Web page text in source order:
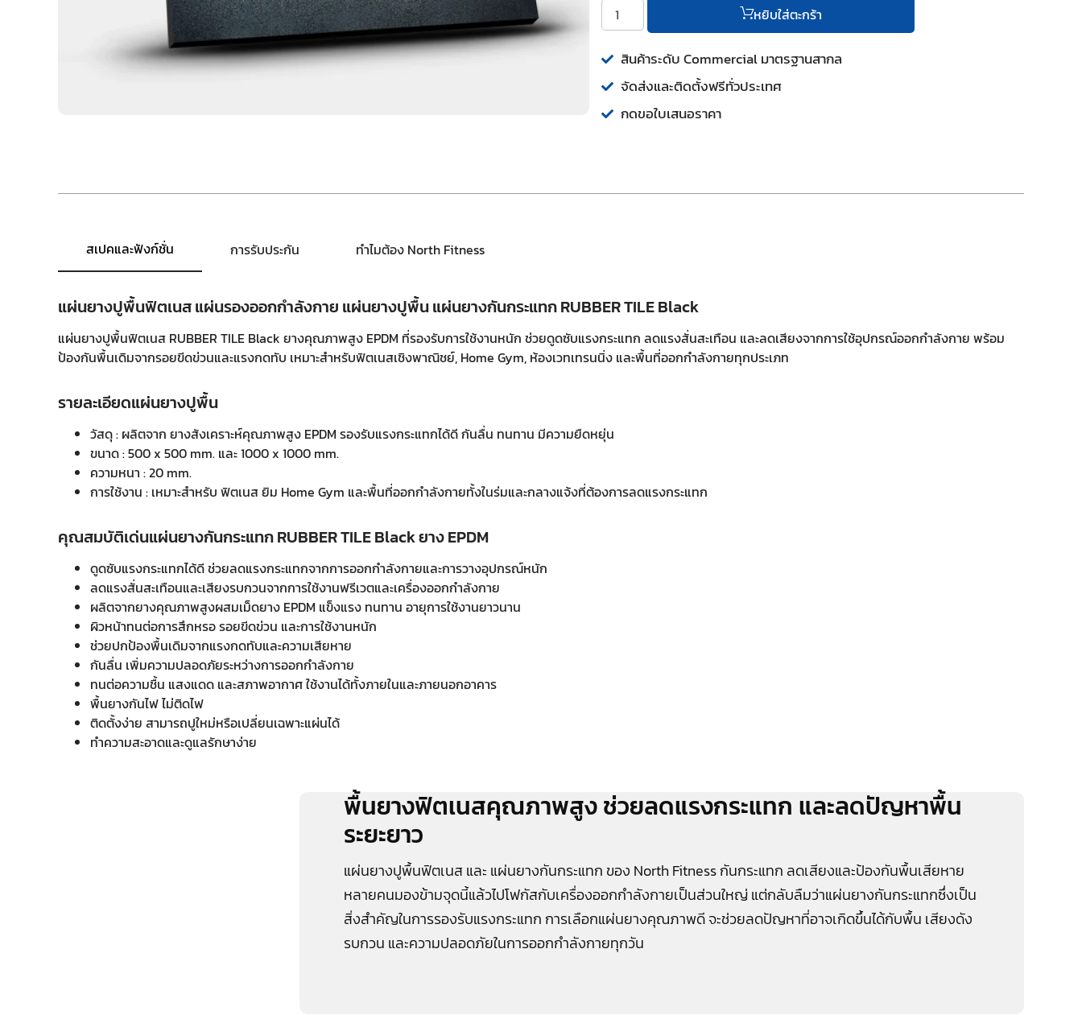
หยิบใส่ตะกร้า
สินค้าระดับ Commercial มาตรฐานสากล
จัดส่งและติดตั้งฟรีทั่วประเทศ
กดขอใบเสนอราคา
สเปคและฟังก์ชั่น การรับประกัน ทำไมต้อง North Fitness
แผ่นยางปูพื้นฟิตเนส แผ่นรองออกกำลังกาย แผ่นยางปูพื้น แผ่นยางกันกระแทก RUBBER TILE Black
แผ่นยางปูพื้นฟิตเนส RUBBER TILE Black ยางคุณภาพสูง EPDM ที่รองรับการใช้งานหนัก ช่วยดูดซับแรงกระแทก ลดแรงสั่นสะเทือน และลดเสียงจากการใช้อุปกรณ์ออกกำลังกาย พร้อม
ป้องกันพื้นเดิมจากรอยขีดข่วนและแรงกดทับ เหมาะสำหรับฟิตเนสเชิงพาณิชย์, Home Gym, ห้องเวทเทรนนิ่ง และพื้นที่ออกกำลังกายทุกประเภท
รายละเอียดแผ่นยางปูพื้น
วัสดุ : ผลิตจาก ยางสังเคราะห์คุณภาพสูง EPDM รองรับแรงกระแทกได้ดี กันลื่น ทนทาน มีความยืดหยุ่น
ขนาด : 500 x 500 mm. และ 1000 x 1000 mm.
ความหนา : 20 mm.
การใช้งาน : เหมาะสำหรับ ฟิตเนส ยิม Home Gym และพื้นที่ออกกำลังกายทั้งในร่มและกลางแจ้งที่ต้องการลดแรงกระแทก
คุณสมบัติเด่นแผ่นยางกันกระแทก RUBBER TILE Black ยาง EPDM
ดูดซับแรงกระแทกได้ดี ช่วยลดแรงกระแทกจากการออกกำลังกายและการวางอุปกรณ์หนัก
ลดแรงสั่นสะเทือนและเสียงรบกวนจากการใช้งานฟรีเวตและเครื่องออกกำลังกาย
ผลิตจากยางคุณภาพสูงผสมเม็ดยาง EPDM แข็งแรง ทนทาน อายุการใช้งานยาวนาน
ผิวหน้าทนต่อการสึกหรอ รอยขีดข่วน และการใช้งานหนัก
ช่วยปกป้องพื้นเดิมจากแรงกดทับและความเสียหาย
กันลื่น เพิ่มความปลอดภัยระหว่างการออกกำลังกาย
ทนต่อความชื้น แสงแดด และสภาพอากาศ ใช้งานได้ทั้งภายในและภายนอกอาคาร
พื้นยางกันไฟ ไม่ติดไฟ
ติดตั้งง่าย สามารถปูใหม่หรือเปลี่ยนเฉพาะแผ่นได้
ทำความสะอาดและดูแลรักษาง่าย
พื้นยางฟิตเนสคุณภาพสูง ช่วยลดแรงกระแทก และลดปัญหาพื้น
ระยะยาว
แผ่นยางปูพื้นฟิตเนส และ แผ่นยางกันกระแทก ของ North Fitness กันกระแทก ลดเสียงและป้องกันพื้นเสียหาย
หลายคนมองข้ามจุดนี้แล้วไปโฟกัสกับเครื่องออกกำลังกายเป็นส่วนใหญ่ แต่กลับลืมว่าแผ่นยางกันกระแทกซึ่งเป็น
สิ่งสำคัญในการรองรับแรงกระแทก การเลือกแผ่นยางคุณภาพดี จะช่วยลดปัญหาที่อาจเกิดขึ้นได้กับพื้น เสียงดัง
รบกวน และความปลอดภัยในการออกกำลังกายทุกวัน